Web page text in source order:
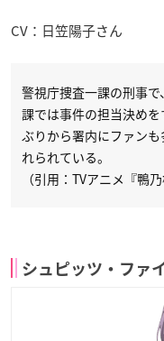
CV：日笠陽子さん
警視庁捜査一課の刑事
課では事件の担当決め
ぶりから署内にファン
れられている。
（引用：TVアニメ『鴨
シュピッツ・ファ